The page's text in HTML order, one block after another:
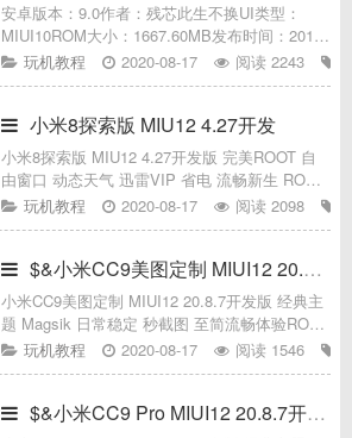
安卓版本：9.0作者：残芯此生不换UI类型：
MIUI10ROM大小：1667.60MB发布时间：2019-
06-24适用机型：小米小米6X（安卓9.0 不要降
级刷低版本）8.0/10分ROM介绍刷机前
玩机教程 2020-08-17 阅读 2243
小米8探索版 MIU12 4.27开发
小米8探索版 MIU12 4.27开发版 完美ROOT 自
由窗口 动态天气 迅雷VIP 省电 流畅新生 ROM
介绍*设备必须保证已经解锁，再刷入一款适合
自己手机的TWRP-RECOVERY*基于MIU
玩机教程 2020-08-17 阅读 2098
$&小米CC9美图定制 MIUI12 20.8.7开发
小米CC9美图定制 MIUI12 20.8.7开发版 经典主
题 Magsik 日常稳定 秒截图 至简流畅体验ROM
介绍：*设备必须保证已经解锁，再刷入一款适
合自己手机的TWRP-RECOVERY*基于
玩机教程 2020-08-17 阅读 1546
$&小米CC9 Pro MIUI12 20.8.7开发版